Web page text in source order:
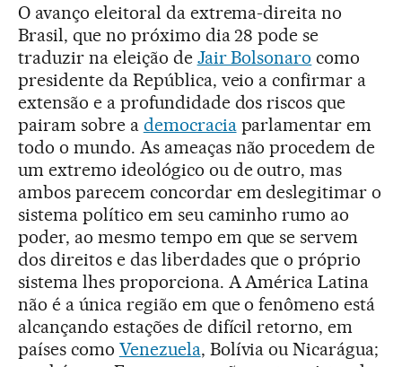
O avanço eleitoral da extrema-direita no
Brasil, que no próximo dia 28 pode se
traduzir na eleição de Jair Bolsonaro como
presidente da República, veio a confirmar a
extensão e a profundidade dos riscos que
pairam sobre a democraciaparlamentar em
todo o mundo. As ameaças não procedem de
um extremo ideológico ou de outro, mas
ambos parecem concordar em deslegitimar o
sistema político em seu caminho rumo ao
poder, ao mesmo tempo em que se servem
dos direitos e das liberdades que o próprio
sistema lhes proporciona. A América Latina
não é a única região em que o fenômeno está
alcançando estações de difícil retorno, em
países como Venezuela, Bolívia ou Nicarágua;